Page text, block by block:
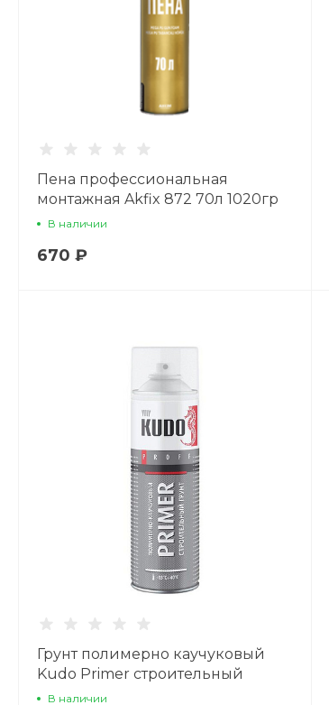
Пена профессиональная
монтажная Akfix 872 70л 1020гр
В наличии
670 ₽
Грунт полимерно каучуковый
Kudo Primer строительный
650мл/505гр
В наличии